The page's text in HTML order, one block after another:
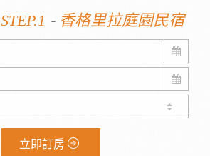
STEP.1 - 香格里拉庭園民宿
立即訂房